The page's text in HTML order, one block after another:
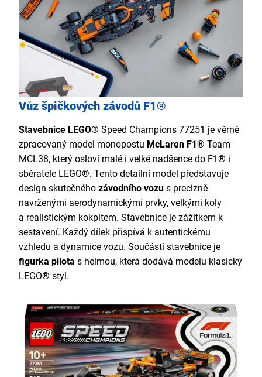
Vůz špičkových závodů F1®
Stavebnice LEGO® Speed Champions 77251 je věrně
zpracovaný model monopostu McLaren F1® Team
MCL38, který osloví malé i velké nadšence do F1® i
sběratele LEGO®. Tento detailní model představuje
design skutečného závodního vozu s precizně
navrženými aerodynamickými prvky, velkými koly
a realistickým kokpitem. Stavebnice je zážitkem k
sestavení. Každý dílek přispívá k autentickému
vzhledu a dynamice vozu. Součástí stavebnice je
figurka pilota s helmou, která dodává modelu klasický
LEGO® styl.